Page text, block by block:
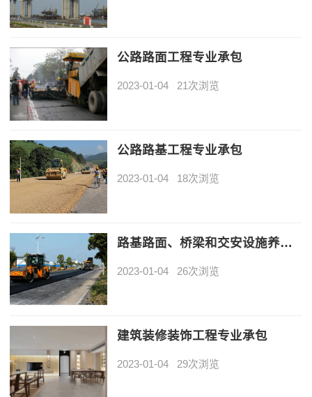
公路路面工程专业承包
2023-01-04 21次浏览
公路路基工程专业承包
2023-01-04 18次浏览
路基路面、桥梁和交安设施养护工程施工
2023-01-04 26次浏览
建筑装修装饰工程专业承包
2023-01-04 29次浏览